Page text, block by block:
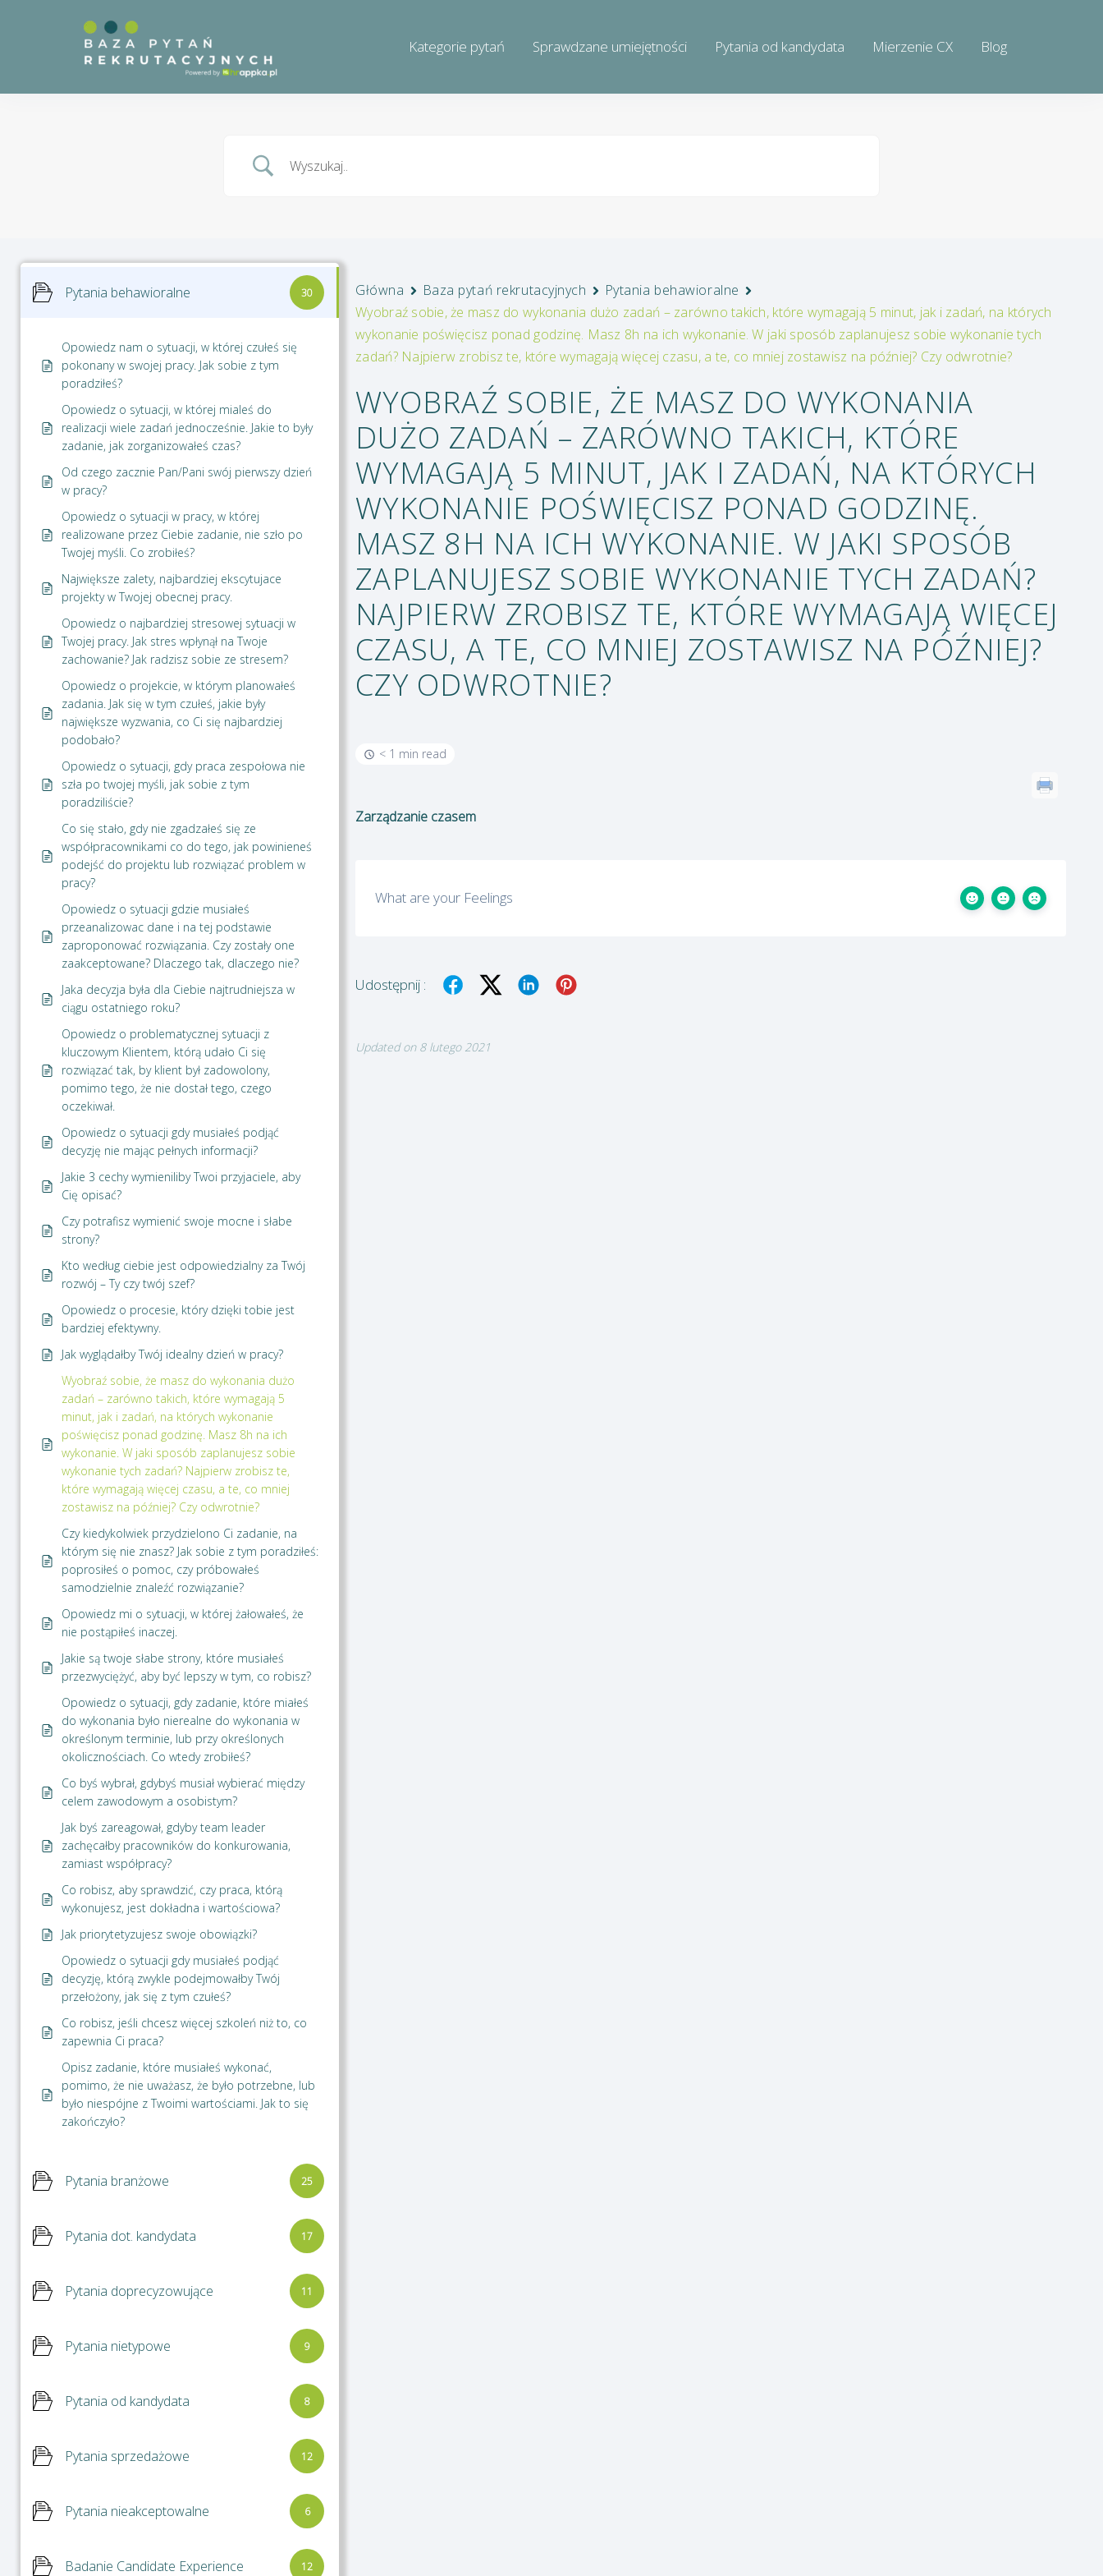
Kategorie pytań Sprawdzane umiejętności Pytania od kandydata Mierzenie CX Blog
Pytania behawioralne 30
Opowiedz nam o sytuacji, w której czułeś się
pokonany w swojej pracy. Jak sobie z tym
poradziłeś?
Opowiedz o sytuacji, w której mialeś do
realizacji wiele zadań jednocześnie. Jakie to były
zadanie, jak zorganizowałeś czas?
Od czego zacznie Pan/Pani swój pierwszy dzień
w pracy?
Opowiedz o sytuacji w pracy, w której
realizowane przez Ciebie zadanie, nie szło po
Twojej myśli. Co zrobiłeś?
Największe zalety, najbardziej ekscytujace
projekty w Twojej obecnej pracy.
Opowiedz o najbardziej stresowej sytuacji w
Twojej pracy. Jak stres wpłynął na Twoje
zachowanie? Jak radzisz sobie ze stresem?
Opowiedz o projekcie, w którym planowałeś
zadania. Jak się w tym czułeś, jakie były
największe wyzwania, co Ci się najbardziej
podobało?
Opowiedz o sytuacji, gdy praca zespołowa nie
szła po twojej myśli, jak sobie z tym
poradziliście?
Co się stało, gdy nie zgadzałeś się ze
współpracownikami co do tego, jak powinieneś
podejść do projektu lub rozwiązać problem w
pracy?
Opowiedz o sytuacji gdzie musiałeś
przeanalizowac dane i na tej podstawie
zaproponować rozwiązania. Czy zostały one
zaakceptowane? Dlaczego tak, dlaczego nie?
Jaka decyzja była dla Ciebie najtrudniejsza w
ciągu ostatniego roku?
Opowiedz o problematycznej sytuacji z
kluczowym Klientem, którą udało Ci się
rozwiązać tak, by klient był zadowolony,
pomimo tego, że nie dostał tego, czego
oczekiwał.
Opowiedz o sytuacji gdy musiałeś podjąć
decyzję nie mając pełnych informacji?
Jakie 3 cechy wymieniliby Twoi przyjaciele, aby
Cię opisać?
Czy potrafisz wymienić swoje mocne i słabe
strony?
Kto według ciebie jest odpowiedzialny za Twój
rozwój – Ty czy twój szef?
Opowiedz o procesie, który dzięki tobie jest
bardziej efektywny.
Jak wyglądałby Twój idealny dzień w pracy?
Wyobraź sobie, że masz do wykonania dużo
zadań – zarówno takich, które wymagają 5
minut, jak i zadań, na których wykonanie
poświęcisz ponad godzinę. Masz 8h na ich
wykonanie. W jaki sposób zaplanujesz sobie
wykonanie tych zadań? Najpierw zrobisz te,
które wymagają więcej czasu, a te, co mniej
zostawisz na później? Czy odwrotnie?
Czy kiedykolwiek przydzielono Ci zadanie, na
którym się nie znasz? Jak sobie z tym poradziłeś:
poprosiłeś o pomoc, czy próbowałeś
samodzielnie znaleźć rozwiązanie?
Opowiedz mi o sytuacji, w której żałowałeś, że
nie postąpiłeś inaczej.
Jakie są twoje słabe strony, które musiałeś
przezwyciężyć, aby być lepszy w tym, co robisz?
Opowiedz o sytuacji, gdy zadanie, które miałeś
do wykonania było nierealne do wykonania w
określonym terminie, lub przy określonych
okolicznościach. Co wtedy zrobiłeś?
Co byś wybrał, gdybyś musiał wybierać między
celem zawodowym a osobistym?
Jak byś zareagował, gdyby team leader
zachęcałby pracowników do konkurowania,
zamiast współpracy?
Co robisz, aby sprawdzić, czy praca, którą
wykonujesz, jest dokładna i wartościowa?
Jak priorytetyzujesz swoje obowiązki?
Opowiedz o sytuacji gdy musiałeś podjąć
decyzję, którą zwykle podejmowałby Twój
przełożony, jak się z tym czułeś?
Co robisz, jeśli chcesz więcej szkoleń niż to, co
zapewnia Ci praca?
Opisz zadanie, które musiałeś wykonać,
pomimo, że nie uważasz, że było potrzebne, lub
było niespójne z Twoimi wartościami. Jak to się
zakończyło?
Pytania branżowe 25
Pytania dot. kandydata 17
Pytania doprecyzowujące 11
Pytania nietypowe 9
Pytania od kandydata 8
Pytania sprzedażowe 12
Pytania nieakceptowalne 6
Badanie Candidate Experience 12
Główna Baza pytań rekrutacyjnych
Pytania behawioralne
Wyobraź sobie, że masz do wykonania dużo zadań – zarówno takich, które wymagają 5 minut, jak i zadań, na których
wykonanie poświęcisz ponad godzinę. Masz 8h na ich wykonanie. W jaki sposób zaplanujesz sobie wykonanie tych
zadań? Najpierw zrobisz te, które wymagają więcej czasu, a te, co mniej zostawisz na później? Czy odwrotnie?
WYOBRAŹ SOBIE, ŻE MASZ DO WYKONANIA
DUŻO ZADAŃ – ZARÓWNO TAKICH, KTÓRE
WYMAGAJĄ 5 MINUT, JAK I ZADAŃ, NA KTÓRYCH
WYKONANIE POŚWIĘCISZ PONAD GODZINĘ.
MASZ 8H NA ICH WYKONANIE. W JAKI SPOSÓB
ZAPLANUJESZ SOBIE WYKONANIE TYCH ZADAŃ?
NAJPIERW ZROBISZ TE, KTÓRE WYMAGAJĄ WIĘCEJ
CZASU, A TE, CO MNIEJ ZOSTAWISZ NA PÓŹNIEJ?
CZY ODWROTNIE?
< 1 min read
Zarządzanie czasem
What are your Feelings
Udostępnij :
Updated on 8 lutego 2021